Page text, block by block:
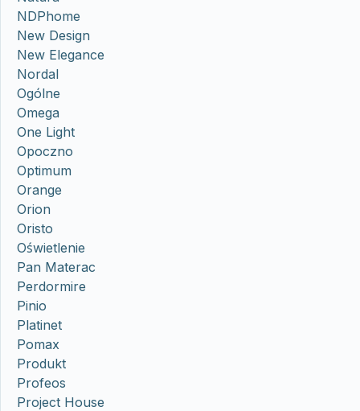
NDPhome
New Design
New Elegance
Nordal
Ogólne
Omega
One Light
Opoczno
Optimum
Orange
Orion
Oristo
Oświetlenie
Pan Materac
Perdormire
Pinio
Platinet
Pomax
Produkt
Profeos
Project House